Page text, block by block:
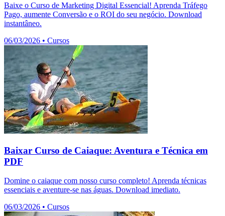
Baixe o Curso de Marketing Digital Essencial! Aprenda Tráfego
Pago, aumente Conversão e o ROI do seu negócio. Download
instantâneo.
06/03/2026 • Cursos
Baixar Curso de Caiaque: Aventura e Técnica em
PDF
Domine o caiaque com nosso curso completo! Aprenda técnicas
essenciais e aventure-se nas águas. Download imediato.
06/03/2026 • Cursos